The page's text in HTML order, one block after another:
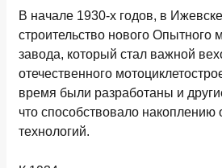
В начале 1930-х годов, в
строительство нового Опытного
завода, который стал важной
отечественного
время были разработаны и
что способствовало накоплению
технологий.